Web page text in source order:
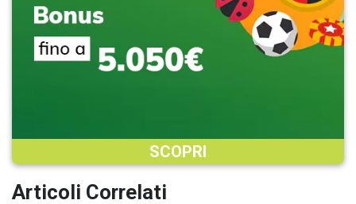
SCOPRI
Articoli Correlati